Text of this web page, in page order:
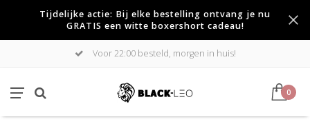
Tijdelijke actie: Bij elke bestelling ontvang je nu
GRATIS een witte boxershort cadeau!
Voor 22:00 besteld, morgen in huis!
0